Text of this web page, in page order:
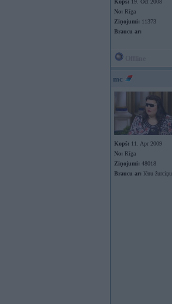
Kopš: 19. Oct 2008
No: Rīga
Ziņojumi: 11373
Braucu ar:
mc
Kopš: 11. Apr 2009
No: Rīga
Ziņojumi: 48018
Braucu ar: lēnu žurciņu